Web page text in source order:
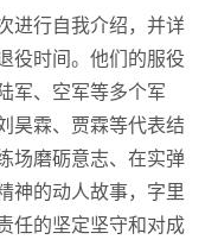
进行自我介绍，并详
役时间。他们的服役
军、空军等多个军
昊霖、贾霖等代表结
场磨砺意志、在实弹
神的动人故事，字里
任的坚定坚守和对成